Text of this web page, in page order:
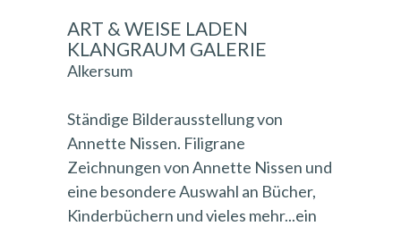
ART & WEISE LADEN
KLANGRAUM GALERIE
Alkersum
Ständige Bilderausstellung von
Annette Nissen. Filigrane
Zeichnungen von Annette Nissen und
eine besondere Auswahl an Bücher,
Kinderbüchern und vieles mehr...ein